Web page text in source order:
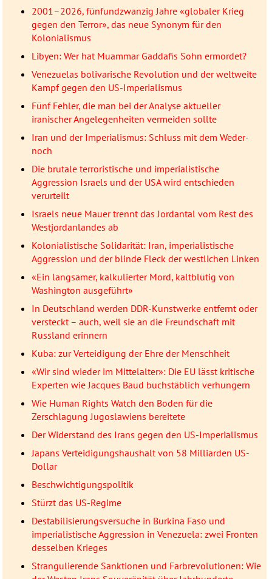
2001–2026, fünfundzwanzig Jahre «globaler Krieg
gegen den Terror», das neue Synonym für den
Kolonialismus
Libyen: Wer hat Muammar Gaddafis Sohn ermordet?
Venezuelas bolivarische Revolution und der weltweite
Kampf gegen den US-Imperialismus
Fünf Fehler, die man bei der Analyse aktueller
iranischer Angelegenheiten vermeiden sollte
Iran und der Imperialismus: Schluss mit dem Weder-
noch
Die brutale terroristische und imperialistische
Aggression Israels und der USA wird entschieden
verurteilt
Israels neue Mauer trennt das Jordantal vom Rest des
Westjordanlandes ab
Kolonialistische Solidarität: Iran, imperialistische
Aggression und der blinde Fleck der westlichen Linken
«Ein langsamer, kalkulierter Mord, kaltblütig von
Washington ausgeführt»
In Deutschland werden DDR-Kunstwerke entfernt oder
versteckt – auch, weil sie an die Freundschaft mit
Russland erinnern
Kuba: zur Verteidigung der Ehre der Menschheit
«Wir sind wieder im Mittelalter»: Die EU lässt kritische
Experten wie Jacques Baud buchstäblich verhungern
Wie Human Rights Watch den Boden für die
Zerschlagung Jugoslawiens bereitete
Der Widerstand des Irans gegen den US-Imperialismus
Japans Verteidigungshaushalt von 58 Milliarden US-
Dollar
Beschwichtigungspolitik
Stürzt das US-Regime
Destabilisierungsversuche in Burkina Faso und
imperialistische Aggression in Venezuela: zwei Fronten
desselben Krieges
Strangulierende Sanktionen und Farbrevolutionen: Wie